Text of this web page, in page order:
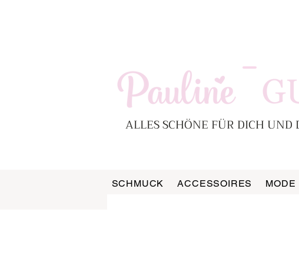
-
ALLES SCHÖNE FÜR DICH
SCHMUCK ACCESSOIRES MODE